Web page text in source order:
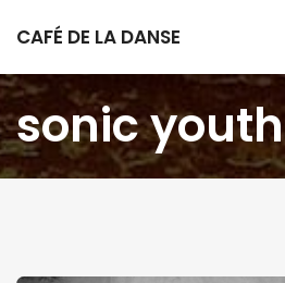
CAFÉ DE LA DANSE
sonic youth